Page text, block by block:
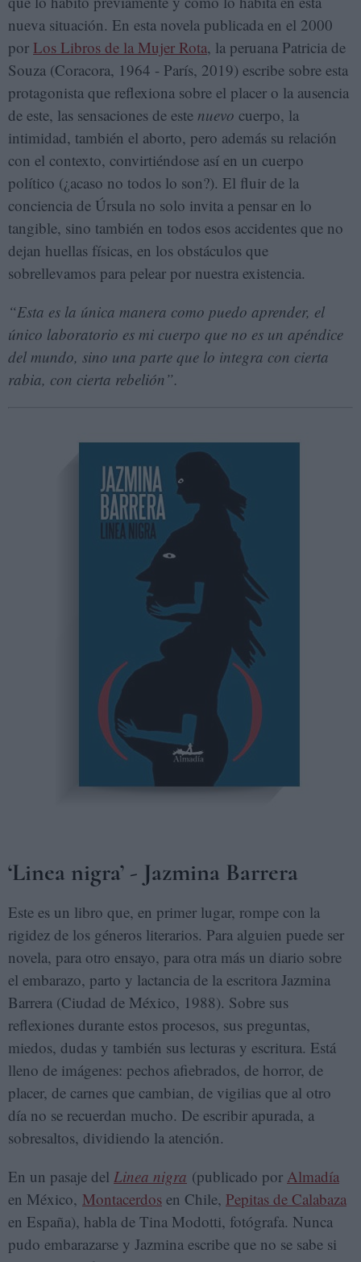
nueva situación. En esta novela publicada en el 2000
por Los Libros de la Mujer Rota, la peruana Patricia de
Souza (Coracora, 1964 - París, 2019) escribe sobre esta
protagonista que reflexiona sobre el placer o la ausencia
de este, las sensaciones de este nuevo cuerpo, la
intimidad, también el aborto, pero además su relación
con el contexto, convirtiéndose así en un cuerpo
político (¿acaso no todos lo son?). El fluir de la
conciencia de Úrsula no solo invita a pensar en lo
tangible, sino también en todos esos accidentes que no
dejan huellas físicas, en los obstáculos que
sobrellevamos para pelear por nuestra existencia.
“Esta es la única manera como puedo aprender, el
único laboratorio es mi cuerpo que no es un apéndice
del mundo, sino una parte que lo integra con cierta
rabia, con cierta rebelión”.
‘Linea nigra’ - Jazmina Barrera
Este es un libro que, en primer lugar, rompe con la
rigidez de los géneros literarios. Para alguien puede ser
novela, para otro ensayo, para otra más un diario sobre
el embarazo, parto y lactancia de la escritora Jazmina
Barrera (Ciudad de México, 1988). Sobre sus
reflexiones durante estos procesos, sus preguntas,
miedos, dudas y también sus lecturas y escritura. Está
lleno de imágenes: pechos afiebrados, de horror, de
placer, de carnes que cambian, de vigilias que al otro
día no se recuerdan mucho. De escribir apurada, a
sobresaltos, dividiendo la atención.
En un pasaje del Linea nigra (publicado por Almadía
en México, Montacerdos en Chile, Pepitas de Calabaza
en España), habla de Tina Modotti, fotógrafa. Nunca
pudo embarazarse y Jazmina escribe que no se sabe si